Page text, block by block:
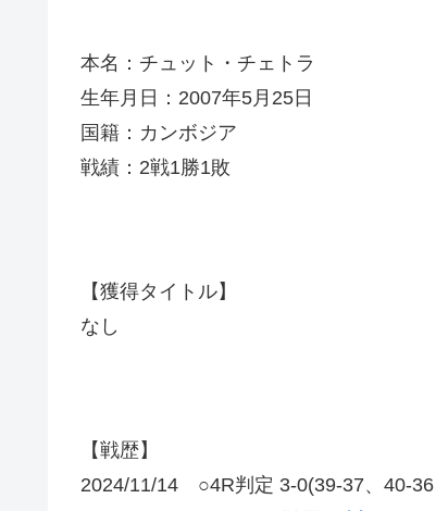
本名：チュット・チェトラ
生年月日：2007年5月25日
国籍：カンボジア
戦績：2戦1勝1敗
【獲得タイトル】
なし
【戦歴】
2024/11/14 ○4R判定 3-0(39-37、40-